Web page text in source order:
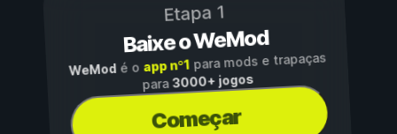
Etapa 1
Baixe o WeMod
WeModé o app nº1para mods e trapaças
para3000+ jogos
Começar